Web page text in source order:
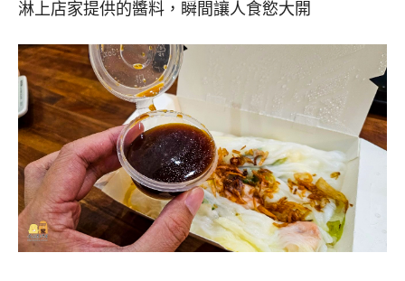
淋上店家提供的醬料，瞬間讓人食慾大開